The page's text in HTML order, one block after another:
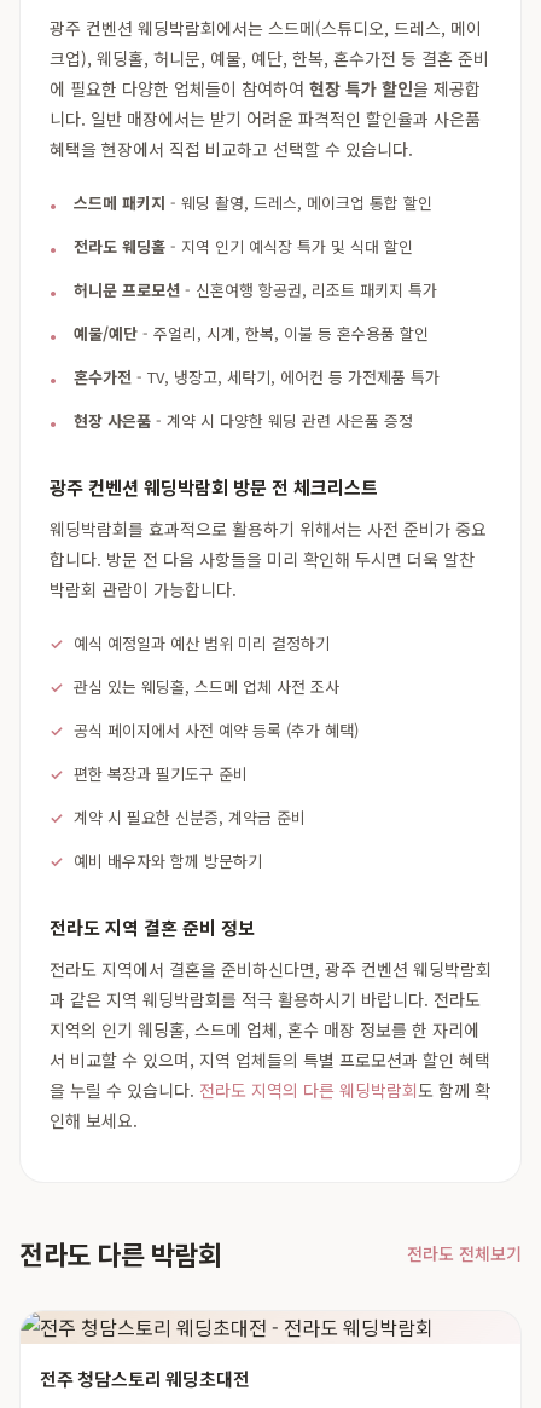
광주 컨벤션 웨딩박람회에서는 스드메(스튜디오, 드레스, 메이
크업), 웨딩홀, 허니문, 예물, 예단, 한복, 혼수가전 등 결혼 준비
에 필요한 다양한 업체들이 참여하여 현장 특가 할인을 제공합
니다. 일반 매장에서는 받기 어려운 파격적인 할인율과 사은품
혜택을 현장에서 직접 비교하고 선택할 수 있습니다.
스드메 패키지 - 웨딩 촬영, 드레스, 메이크업 통합 할인
전라도 웨딩홀 - 지역 인기 예식장 특가 및 식대 할인
허니문 프로모션 - 신혼여행 항공권, 리조트 패키지 특가
예물/예단 - 주얼리, 시계, 한복, 이불 등 혼수용품 할인
혼수가전 - TV, 냉장고, 세탁기, 에어컨 등 가전제품 특가
현장 사은품 - 계약 시 다양한 웨딩 관련 사은품 증정
광주 컨벤션 웨딩박람회 방문 전 체크리스트
웨딩박람회를 효과적으로 활용하기 위해서는 사전 준비가 중요
합니다. 방문 전 다음 사항들을 미리 확인해 두시면 더욱 알찬
박람회 관람이 가능합니다.
예식 예정일과 예산 범위 미리 결정하기
관심 있는 웨딩홀, 스드메 업체 사전 조사
공식 페이지에서 사전 예약 등록 (추가 혜택)
편한 복장과 필기도구 준비
계약 시 필요한 신분증, 계약금 준비
예비 배우자와 함께 방문하기
전라도 지역 결혼 준비 정보
전라도 지역에서 결혼을 준비하신다면, 광주 컨벤션 웨딩박람회
과 같은 지역 웨딩박람회를 적극 활용하시기 바랍니다. 전라도
지역의 인기 웨딩홀, 스드메 업체, 혼수 매장 정보를 한 자리에
서 비교할 수 있으며, 지역 업체들의 특별 프로모션과 할인 혜택
을 누릴 수 있습니다. 전라도 지역의 다른 웨딩박람회도 함께 확
인해 보세요.
전라도 다른 박람회 전라도 전체보기
전주 청담스토리 웨딩초대전